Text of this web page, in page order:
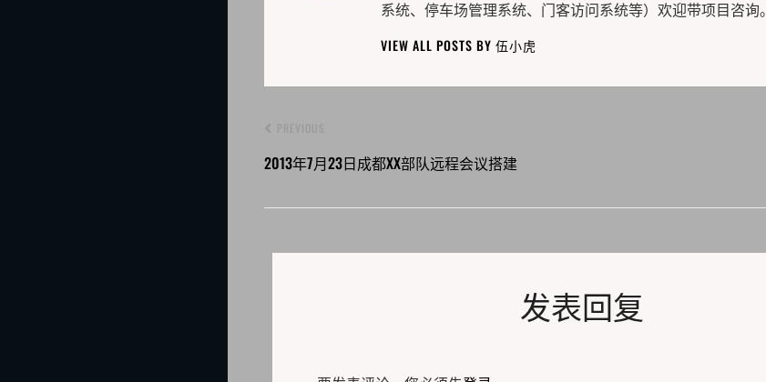
系统、停车场管理系统、门客访问系统等）欢迎带项目咨询。
VIEW ALL POSTS BY 伍小虎
2013年7月23日成都XX部队远程会议搭建
发表回复